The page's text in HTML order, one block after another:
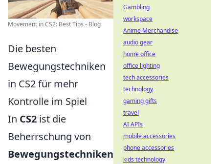
Movement in CS2: Best Tips - Blog
Die besten
Bewegungstechniken
in CS2 für mehr
Kontrolle im Spiel
In CS2 ist die
Beherrschung von
Bewegungstechniken
Gambling
workspace
Anime Merchandise
audio gear
home office
office lighting
tech accessories
technology
gaming gifts
travel
AI APIs
mobile accessories
phone accessories
kids technology